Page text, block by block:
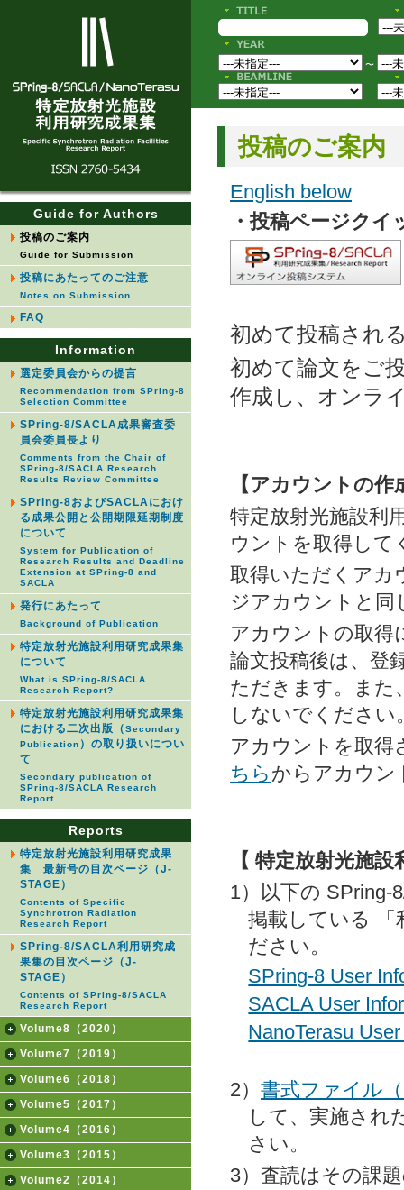
Guide for Authors
投稿のご案内
Guide for Submission
投稿にあたってのご注意
Notes on Submission
FAQ
Information
選定委員会からの提言
Recommendation from SPring-8
Selection Committee
SPring-8/SACLA成果審査委
員会委員長より
Comments from the Chair of
SPring-8/SACLA Research
Results Review Committee
SPring-8およびSACLAにおけ
る成果公開と公開期限延期制度
について
System for Publication of
Research Results and Deadline
Extension at SPring-8 and
SACLA
発行にあたって
Background of Publication
特定放射光施設利用研究成果集
について
What is SPring-8/SACLA
Research Report?
特定放射光施設利用研究成果集
における二次出版（Secondary
Publication ）の取り扱いについ
て
Secondary publication of
SPring-8/SACLA Research
Report
Reports
特定放射光施設利用研究成果
集 最新号の目次ページ（J-
STAGE）
Contents of Specific
Synchrotron Radiation
Research Report
SPring-8/SACLA利用研究成
果集の目次ページ（J-
STAGE）
Contents of SPring-8/SACLA
Research Report
Volume8（2020）
Volume7（2019）
Volume6（2018）
Volume5（2017）
Volume4（2016）
Volume3（2015）
Volume2（2014）
〜
投稿のご案内
English below
・投稿ページクイ
初めて投稿され
初めて論文をご
作成し、オンラ
【アカウントの作
特定放射光施設利
ウントを取得して
取得いただくアカ
ジアカウントと同
アカウントの取得
論文投稿後は、登
ただきます。また
しないでください
アカウントを取得
ちら からアカウン
【 特定放射光施
1）以下の SPring-
掲載している 「
ださい。
SPring-8 User
SACLA User
NanoTerasu
2） 書式ファイル
して、実施され
さい。
3）査読はその課